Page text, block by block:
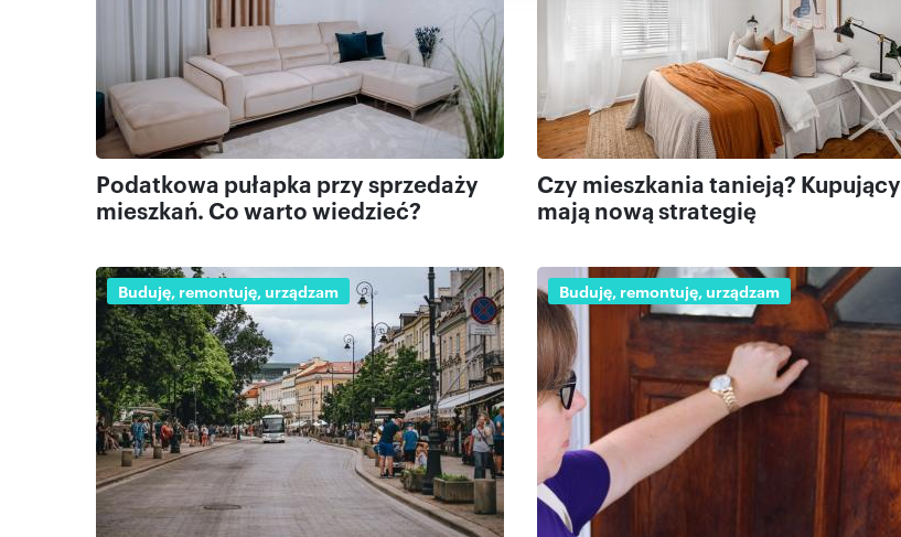
uzyskanymi podczas korzystania z ich usług.
Podatkowa pułapka przy sprzedaży
mieszkań. Co warto wiedzieć?
Czy mieszkania tanieją? Kupujący
mają nową strategię
Buduję, remontuję, urządzam Buduję, remontuję, urządzam